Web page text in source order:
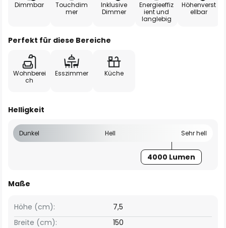
Dimmbar
Touchdim
mer
Inklusive
Dimmer
Energieeffiz
ient und
langlebig
Höhenverst
ellbar
Perfekt für diese Bereiche
Wohnberei
ch
Esszimmer Küche
Helligkeit
Dunkel Hell Sehr hell
4000 Lumen
Maße
Breite (cm): 150
Höhe (cm): 7,5